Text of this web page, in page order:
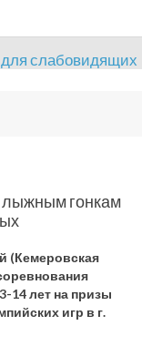
слабовидящих
ЦЕНТР
ВАКАНСИИ
лыжным гонкам
(Кемеровская
14 лет на призы
игр в г.